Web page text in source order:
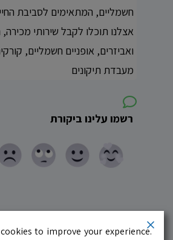
חשמליים, המתאימים לסביבת
אצלנו תוכלו לקבל שירותי
ואביזרים, אופניים חשמליים,
מעבדת תיקונים
רשמו עלינו ביקורת
to improve your experience.